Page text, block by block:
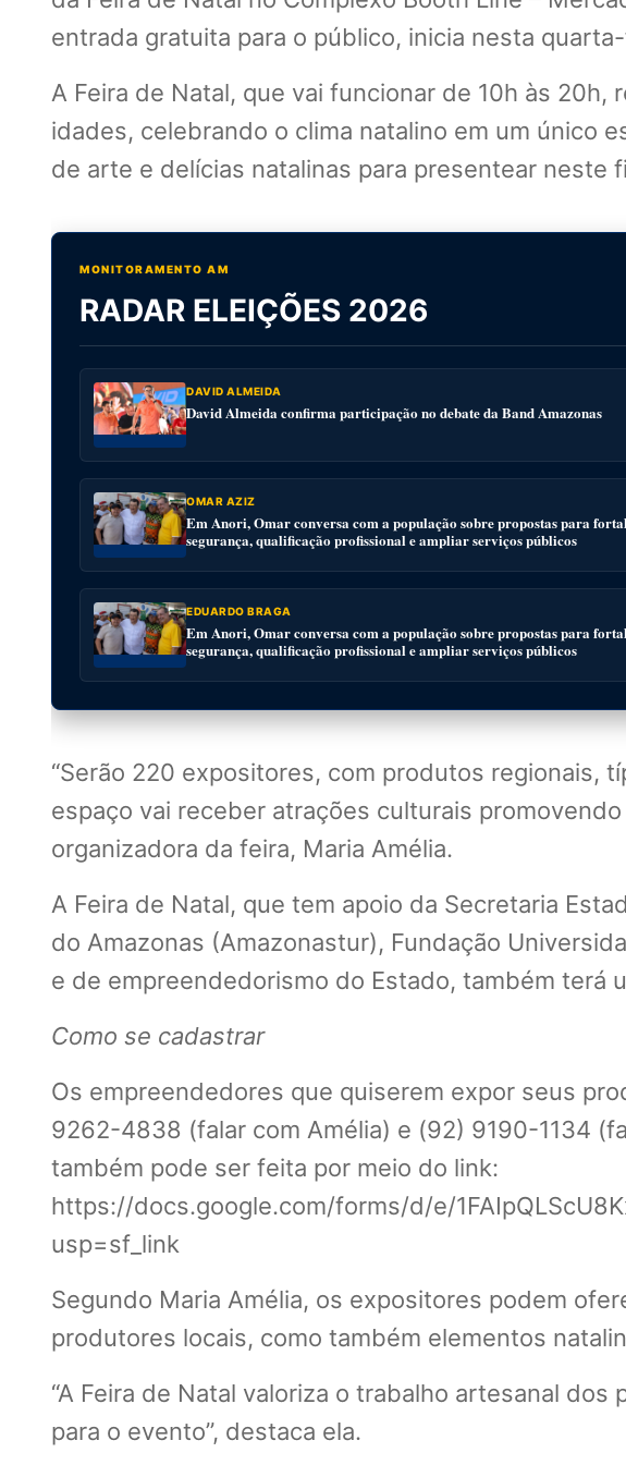
entrada gratuita para o público, inicia nesta
A Feira de Natal, que vai funcionar de 10h às
idades, celebrando o clima natalino em um único
de arte e delícias natalinas para presentear neste
MONITORAMENTO AM
RADAR ELEIÇÕES 2026
DAVID ALMEIDA
David Almeida confirma participação no debate da Band Amazonas
OMAR AZIZ
Em Anori, Omar conversa com a população sobre propostas para
segurança, qualificação profissional e ampliar serviços públicos
EDUARDO BRAGA
Em Anori, Omar conversa com a população sobre propostas para
segurança, qualificação profissional e ampliar serviços públicos
“Serão 220 expositores, com produtos regionais,
espaço vai receber atrações culturais
organizadora da feira, Maria Amélia.
A Feira de Natal, que tem apoio da Secretaria
do Amazonas (Amazonastur), Fundação
e de empreendedorismo do Estado, também terá
Como se cadastrar
Os empreendedores que quiserem expor seus
9262-4838 (falar com Amélia) e (92) 9190-1134
também pode ser feita por meio do link:
https://docs.google.com/forms/d/e/
usp=sf_link
Segundo Maria Amélia, os expositores podem
produtores locais, como também elementos
“A Feira de Natal valoriza o trabalho artesanal
para o evento”, destaca ela.